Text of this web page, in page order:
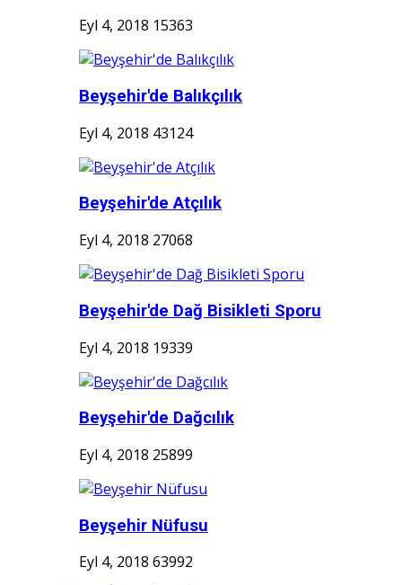
Eyl 4, 2018 15363
Beyşehir'de Balıkçılık
Eyl 4, 2018 43124
Beyşehir'de Atçılık
Eyl 4, 2018 27068
Beyşehir'de Dağ Bisikleti Sporu
Eyl 4, 2018 19339
Beyşehir'de Dağcılık
Eyl 4, 2018 25899
Beyşehir Nüfusu
Eyl 4, 2018 63992